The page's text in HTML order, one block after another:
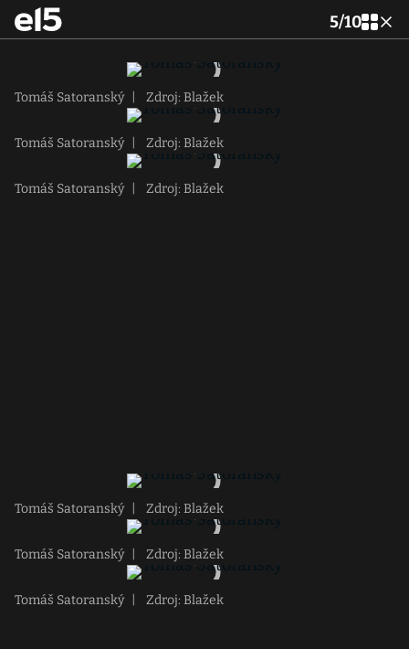
5/10
Tomáš Satoranský Zdroj: Blažek
Tomáš Satoranský Zdroj: Blažek
Tomáš Satoranský Zdroj: Blažek
Tomáš Satoranský Zdroj: Blažek
Tomáš Satoranský Zdroj: Blažek
Tomáš Satoranský Zdroj: Blažek